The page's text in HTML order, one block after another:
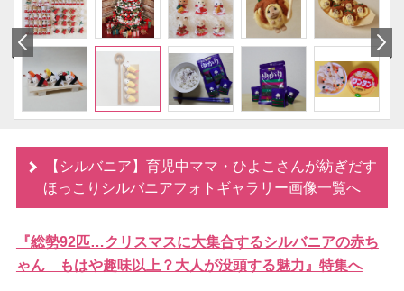
【シルバニア】育児中ママ・ひよこさんが紡ぎだす
ほっこりシルバニアフォトギャラリー画像一覧へ
『総勢92匹…クリスマスに大集合するシルバニアの赤ち
ゃん もはや趣味以上？大人が没頭する魅力』特集へ